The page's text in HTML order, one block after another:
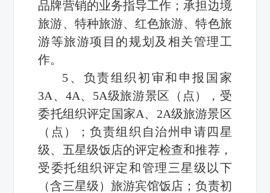
品牌营销的业务指导工作；承担边境
旅游、特种旅游、红色旅游、特色旅
游等旅游项目的规划及相关管理工
作。
5、负责组织初审和申报国家
3A、4A、5A级旅游景区（点），受
委托组织评定国家A、2A级旅游景区
（点）；负责组织自治州申请四星
级、五星级饭店的评定检查和推荐，
受委托组织评定和管理三星级以下
（含三星级）旅游宾馆饭店；负责初